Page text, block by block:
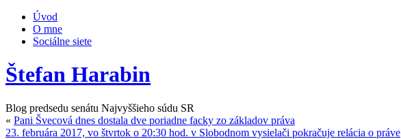
Úvod
O mne
Sociálne siete
Štefan Harabin
Blog predsedu senátu Najvyššieho súdu SR
« Pani Švecová dnes dostala dve poriadne facky zo základov práva
23. februára 2017, vo štvrtok o 20:30 hod. v Slobodnom vysielači pokračuje relácia o práve